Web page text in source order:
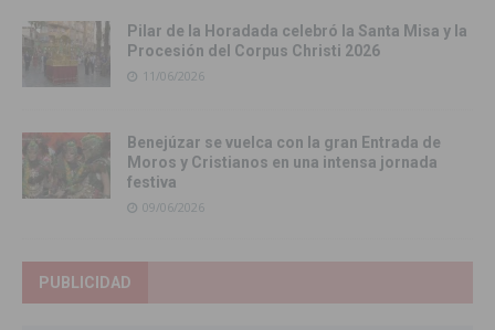
Pilar de la Horadada celebró la Santa Misa y la
Procesión del Corpus Christi 2026
11/06/2026
Benejúzar se vuelca con la gran Entrada de
Moros y Cristianos en una intensa jornada
festiva
09/06/2026
PUBLICIDAD